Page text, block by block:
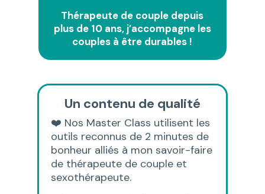
Thérapeute de couple depuis
plus de 10 ans, j’accompagne les
couples à être durables !
Un contenu de qualité
❤️ Nos Master Class utilisent les
outils reconnus de 2 minutes de
bonheur alliés à mon savoir-faire
de thérapeute de couple et
sexothérapeute.